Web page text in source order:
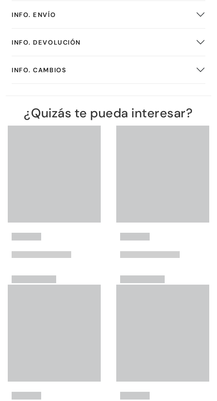
INFO. ENVÍO
INFO. DEVOLUCIÓN
INFO. CAMBIOS
¿Quizás te pueda interesar?